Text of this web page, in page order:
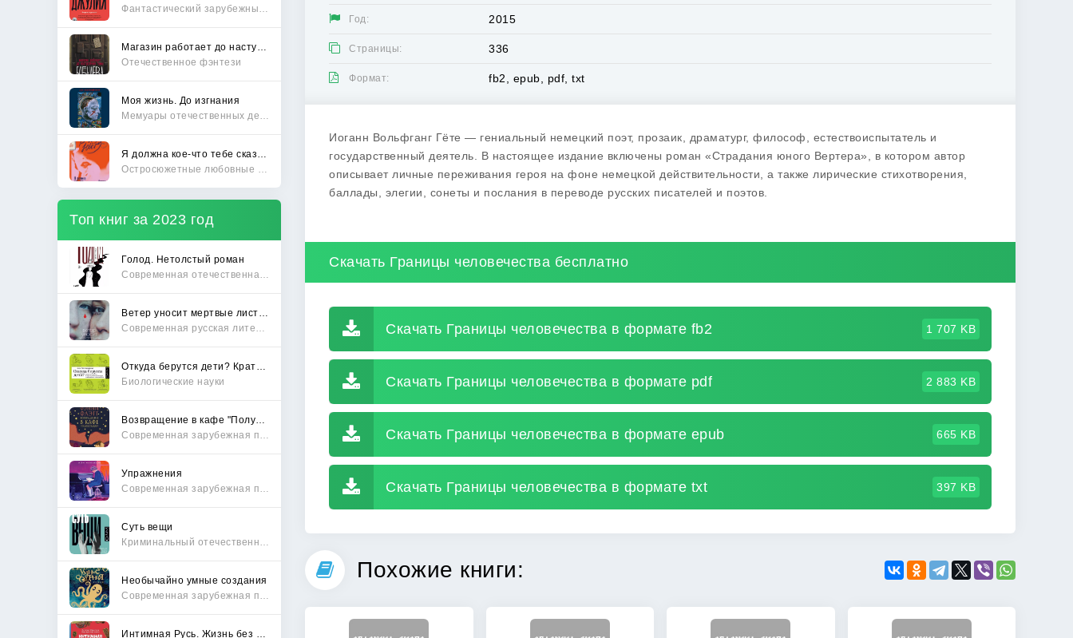
Отечественное фэнтези
Моя жизнь. До изгнания
Топ книг за 2023 год
Голод. Нетолстый роман
Биологические науки
Упражнения
Суть вещи
Необычайно умные создания
Год: 2015
Страницы: 336
Формат: fb2, epub, pdf, txt
Иоганн Вольфганг Гёте — гениальный немецкий поэт, прозаик, драматург, философ, естествоиспытатель и
государственный деятель. В настоящее издание включены роман «Страдания юного Вертера», в котором автор
описывает личные переживания героя на фоне немецкой действительности, а также лирические стихотворения,
баллады, элегии, сонеты и послания в переводе русских писателей и поэтов.
Скачать Границы человечества бесплатно
Скачать Границы человечества в формате fb2 1 707 KB
Скачать Границы человечества в формате pdf 2 883 KB
Скачать Границы человечества в формате epub 665 KB
Скачать Границы человечества в формате txt 397 KB
Похожие книги: